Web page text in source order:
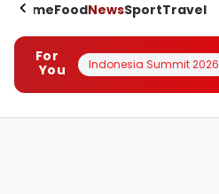
HomeFoodNewsSportTravel
For
You
Indonesia Summit 2026